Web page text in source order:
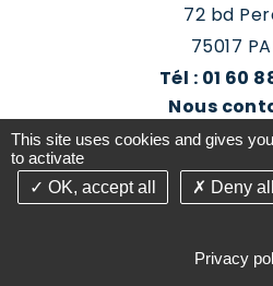
72 bd
75017
Tél : 01 60
Nous
Prendre
This site uses cookies and gives
to activate
OK, accept all
Deny
Privacy